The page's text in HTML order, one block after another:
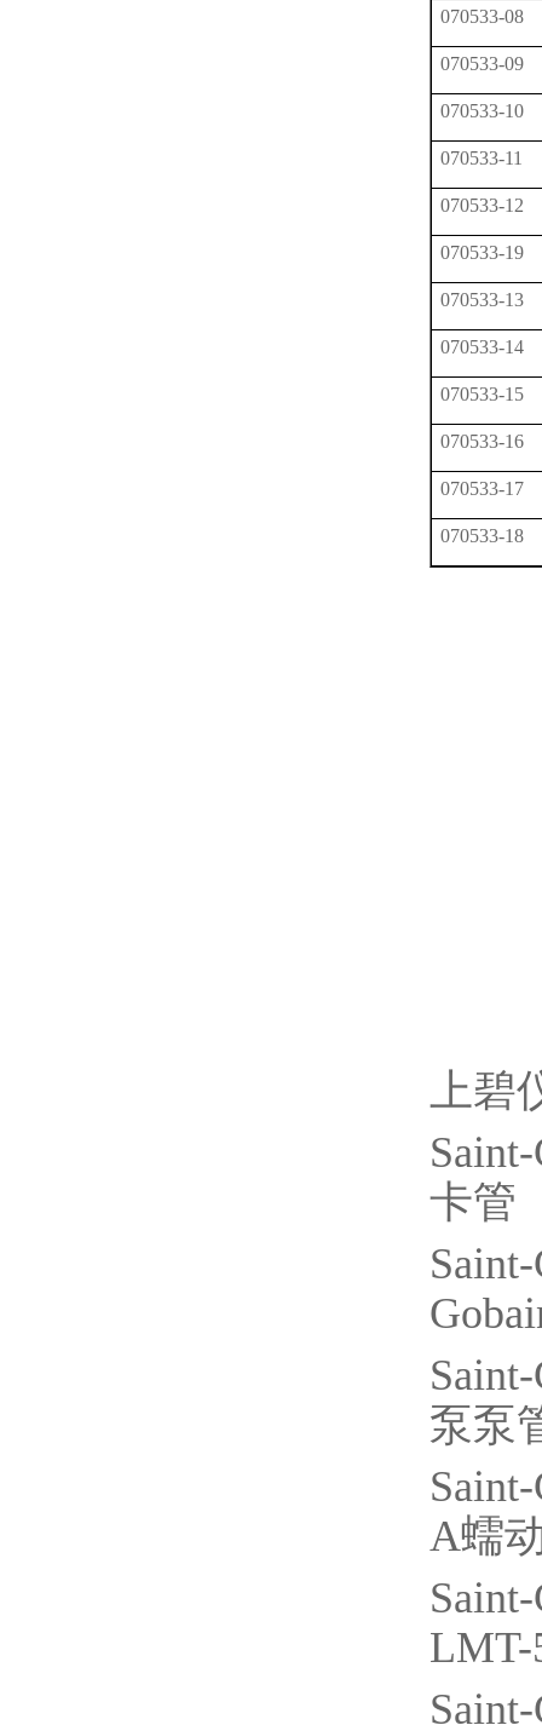
070533-08
070533-09
070533-10
070533-11
070533-12
070533-19
070533-13
070533-14
070533-15
070533-16
070533-17
070533-18
上碧
卡管
泵泵
A蠕
LMT-